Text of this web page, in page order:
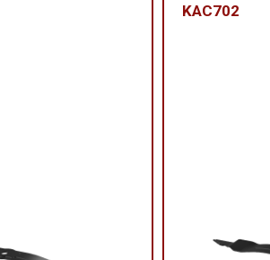
KAC702